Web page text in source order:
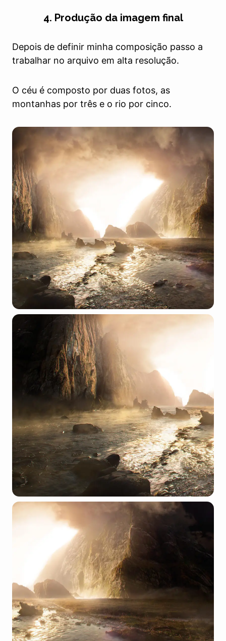
4. Produção da imagem final
Depois de definir minha composição passo a
trabalhar no arquivo em alta resolução.
O céu é composto por duas fotos, as
montanhas por três e o rio por cinco.